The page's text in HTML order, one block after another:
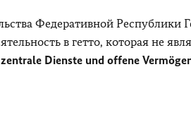
Федеративной Республики
в гетто, которая не
Dienste und offene